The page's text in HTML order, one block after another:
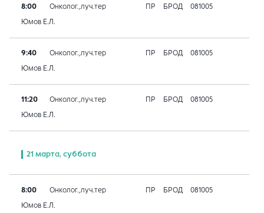
8:00 Онколог.,луч.тер ПР БРОД 081005
Юмов Е.Л.
9:40 Онколог.,луч.тер ПР БРОД 081005
Юмов Е.Л.
11:20 Онколог.,луч.тер ПР БРОД 081005
Юмов Е.Л.
21 марта, суббота
8:00 Онколог.,луч.тер ПР БРОД 081005
Юмов Е.Л.